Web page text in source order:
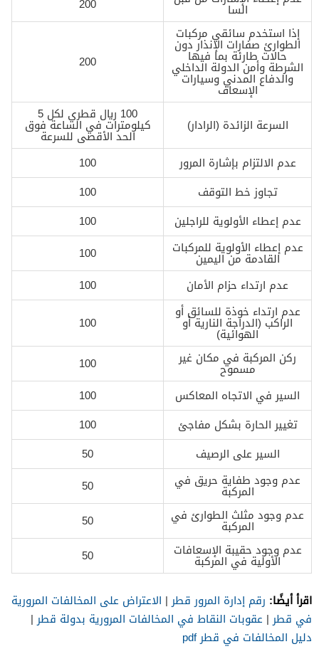
السا
200
إذا استخدم سائقي مركبات
الطوارئ صفارات الإنذار دون
حالات طارئة بما فيها
الشرطة وأمن الدولة الداخلي
والدفاع المدني وسيارات
الإسعاف
200
السرعة الزائدة (الرادار)
100 ريال قطري لكل 5
كيلومترات في الساعة فوق
الحد الأقصى للسرعة
عدم الالتزام بإشارة المرور
100
تجاوز خط التوقف
100
عدم إعطاء الأولوية للراجلين
100
عدم إعطاء الأولوية للمركبات
القادمة من اليمين
100
عدم ارتداء حزام الأمان
100
عدم ارتداء خوذة للسائق أو
الراكب (الدراجة النارية أو
الهوائية)
100
ركن المركبة في مكان غير
مسموح
100
السير في الاتجاه المعاكس
100
تغيير الحارة بشكل مفاجئ
100
السير على الرصيف
50
عدم وجود طفاية حريق في
المركبة
50
عدم وجود مثلث الطوارئ في
المركبة
50
عدم وجود حقيبة الإسعافات
الأولية في المركبة 50
اقرأ أيضًا: رقم إدارة المرور قطر| الاعتراض على المخالفات المرورية
في قطر| عقوبات النقاط في المخالفات المرورية بدولة قطر|
دليل المخالفات في قطر pdf